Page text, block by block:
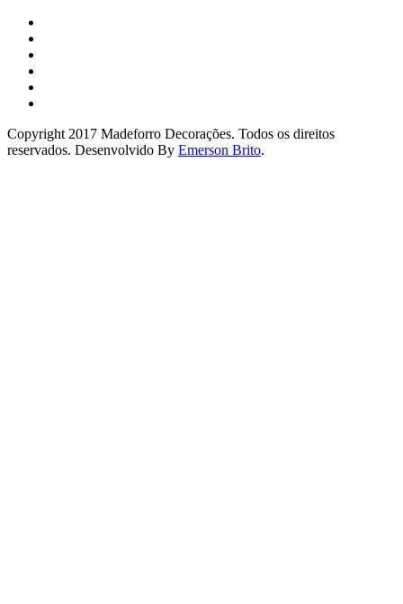
Copyright 2017 Madeforro Decorações. Todos os direitos
reservados. Desenvolvido By Emerson Brito.